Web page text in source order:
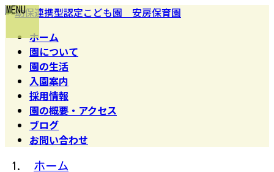
コ
ン
ナ
ー
ホーム
園について
園の生活
入園案内
採用情報
園の概要・アクセス
ブログ
お問い合わせ
ホーム
MENU